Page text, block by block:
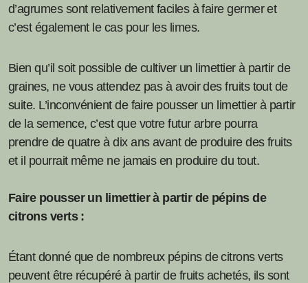
d’agrumes sont relativement faciles à faire germer et
c’est également le cas pour les limes.
Bien qu’il soit possible de cultiver un limettier à partir de
graines, ne vous attendez pas à avoir des fruits tout de
suite. L’inconvénient de faire pousser un limettier à partir
de la semence, c’est que votre futur arbre pourra
prendre de quatre à dix ans avant de produire des fruits
et il pourrait même ne jamais en produire du tout.
Faire pousser un limettier à partir de pépins de
citrons verts :
Étant donné que de nombreux pépins de citrons verts
peuvent être récupéré à partir de fruits achetés, ils sont